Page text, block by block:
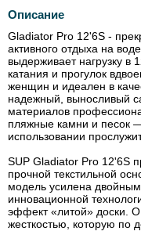
Описание
Gladiator Pro 12'6S -
активного отдыха на
выдерживает нагрузку в
катания и прогулок
женщин и идеален в
надежный, выносливый
материалов
пляжные камни и песок
использовании
SUP Gladiator Pro 12'6S
прочной текстильной
модель усилена
инновационной
эффект «литой» доски.
жесткостью, которую по